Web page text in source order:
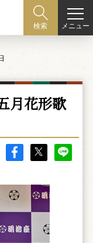
検索 メニュー
月花形歌